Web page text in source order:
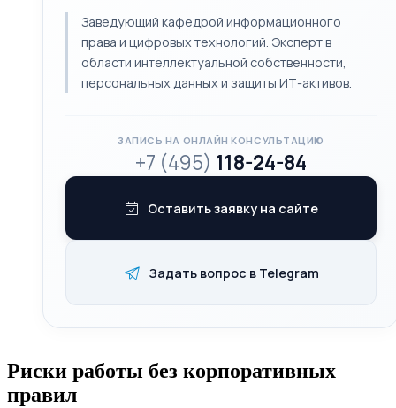
Заведующий кафедрой информационного
права и цифровых технологий. Эксперт в
области интеллектуальной собственности,
персональных данных и защиты ИТ-активов.
ЗАПИСЬ НА ОНЛАЙН КОНСУЛЬТАЦИЮ
+7 (495) 118-24-84
Оставить заявку на сайте
Задать вопрос в Telegram
Риски работы без корпоративных
правил